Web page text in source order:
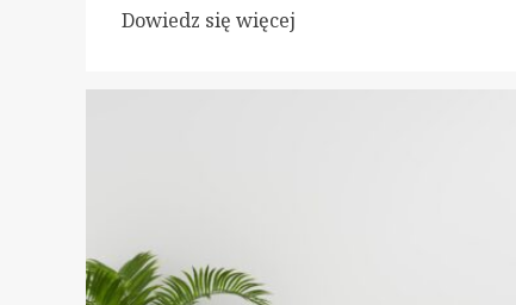
Dowiedz się więcej